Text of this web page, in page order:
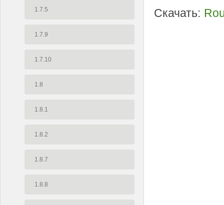
1.7.5
1.7.9
1.7.10
1.8
1.8.1
1.8.2
1.8.7
1.8.8
Скачать: